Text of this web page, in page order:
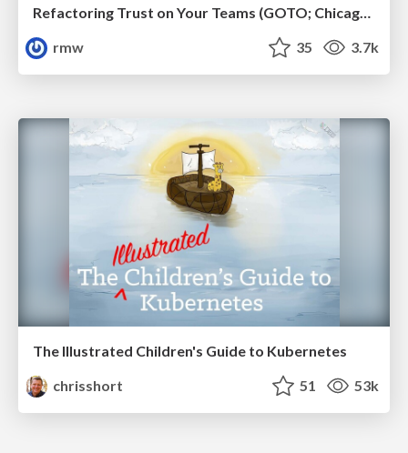
Refactoring Trust on Your Teams (GOTO; Chicago 2020)
rmw
35 3.7k
The Illustrated Children's Guide to Kubernetes
chrisshort
51 53k